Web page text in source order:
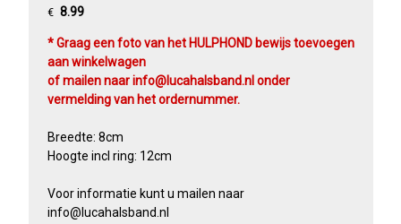
€ 8.99
* Graag een foto van het HULPHOND bewijs toevoegen
aan winkelwagen
of mailen naar info@lucahalsband.nl onder
vermelding van het ordernummer.
Breedte: 8cm
Hoogte incl ring: 12cm
Voor informatie kunt u mailen naar
info@lucahalsband.nl